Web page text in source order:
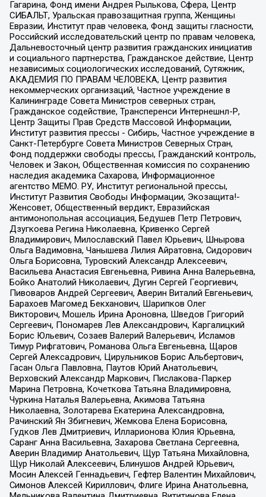
Гагарина, Фонд имени Андрея Рылькова, Сфера, Центр
СИБАЛЬТ, Уральская правозащитная группа, Женщины
Евразии, Институт прав человека, Фонд защиты гласности,
Российский исследовательский центр по правам человека,
Дальневосточный центр развития гражданских инициатив
и социального партнерства, Гражданское действие, Центр
независимых социологических исследований, Сутяжник,
АКАДЕМИЯ ПО ПРАВАМ ЧЕЛОВЕКА, Центр развития
некоммерческих организаций, Частное учреждение в
Калининграде Совета Министров северных стран,
Гражданское содействие, Трансперенси Интернешнл-Р,
Центр Защиты Прав Средств Массовой Информации,
Институт развития прессы - Сибирь, Частное учреждение в
Санкт-Петербурге Совета Министров Северных Стран,
Фонд поддержки свободы прессы, Гражданский контроль,
Человек и Закон, Общественная комиссия по сохранению
наследия академика Сахарова, Информационное
агентство МЕМО. РУ, Институт региональной прессы,
Институт Развития Свободы Информации, Экозащита!-
Женсовет, Общественный вердикт, Евразийская
антимонопольная ассоциация, Бедушев Петр Петрович,
Дзугкоева Регина Николаевна, Кривенко Сергей
Владимирович, Милославский Павел Юрьевич, Шнырова
Ольга Вадимовна, Чанышева Лилия Айратовна, Сидорович
Ольга Борисовна, Туровский Александр Алексеевич,
Васильева Анастасия Евгеньевна, Ривина Анна Валерьевна,
Бойко Анатолий Николаевич, Дугин Сергей Георгиевич,
Пивоваров Андрей Сергеевич, Аверин Виталий Евгеньевич,
Барахоев Магомед Бекханович, Шарипков Олег
Викторович, Мошель Ирина Ароновна, Шведов Григорий
Сергеевич, Пономарев Лев Александрович, Каргалицкий
Борис Юльевич, Созаев Валерий Валерьевич, Исламов
Тимур Рифгатович, Романова Ольга Евгеньевна, Щаров
Сергей Алексадрович, Цирульников Борис Альбертович,
Гасан Ольга Павловна, Паутов Юрий Анатольевич,
Верховский Александр Маркович, Пислакова-Паркер
Марина Петровна, Кочеткова Татьяна Владимировна,
Чуркина Наталья Валерьевна, Акимова Татьяна
Николаевна, Золотарева Екатерина Александровна,
Рачинский Ян Збигневич, Жемкова Елена Борисовна,
Гудков Лев Дмитриевич, Илларионова Юлия Юрьевна,
Саранг Анна Васильевна, Захарова Светлана Сергеевна,
Аверин Владимир Анатольевич, Щур Татьяна Михайловна,
Щур Николай Алексеевич, Блинушов Андрей Юрьевич,
Мосин Алексей Геннадьевич, Гефтер Валентин Михайлович,
Симонов Алексей Кириллович, Флиге Ирина Анатольевна,